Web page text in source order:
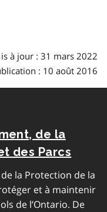
à jour : 31 mars 2022
: 10 août 2016
de la
des Parcs
la Protection de la
et à maintenir
de l’Ontario. De